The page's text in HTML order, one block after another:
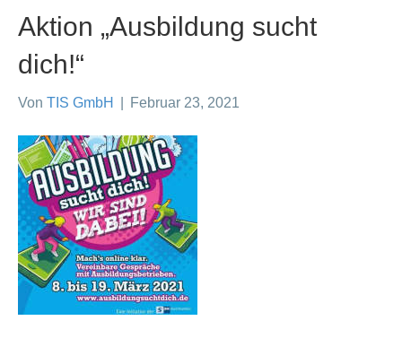
Aktion „Ausbildung sucht
dich!“
Von TIS GmbH Februar 23, 2021